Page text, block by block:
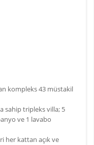
kompleks 43 müstakil
sahip tripleks villa; 5
ve 1 lavabo
her kattan açık ve